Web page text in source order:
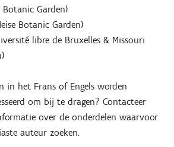
Botanic Garden)
Botanic Garden)
libre de Bruxelles & Missouri
in het Frans of Engels worden
om bij te dragen? Contacteer
over de onderdelen waarvoor
auteur zoeken.